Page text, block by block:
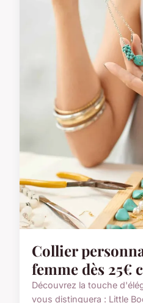
Collier
femme dès 25€
Découvrez la touche
vous distinguera : Little